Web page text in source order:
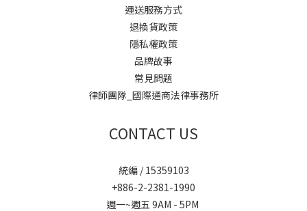
運送服務方式
退換貨政策
隱私權政策
品牌故事
常見問題
律師團隊_國際通商法律事務所
CONTACT US
統編 / 15359103
+886-2-2381-1990
週一~週五 9AM - 5PM